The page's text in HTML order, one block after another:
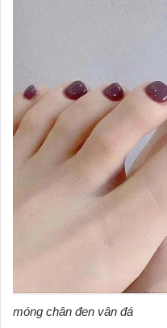
móng chân đen vân đá